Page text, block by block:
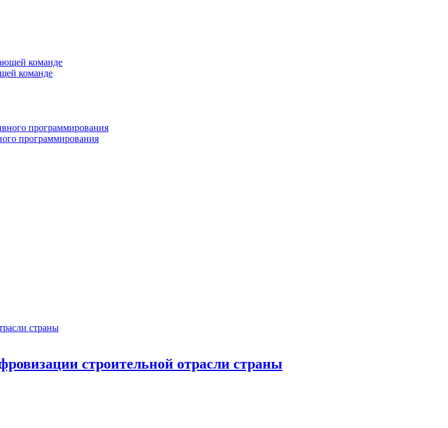
команде
программирования
строительной отрасли страны